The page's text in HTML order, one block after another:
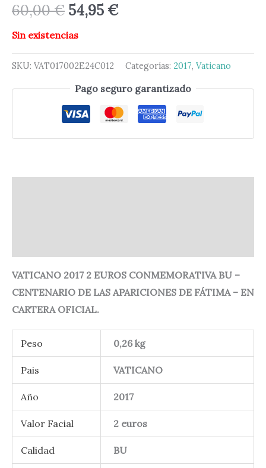
60,00€ 54,95€
Sin existencias
SKU: VAT017002E24C012 Categorías: 2017, Vaticano
Pago seguro garantizado
VATICANO 2017 2 EUROS CONMEMORATIVA BU –
CENTENARIO DE LAS APARICIONES DE FÁTIMA – EN
CARTERA OFICIAL.
Peso 0,26 kg
Pais VATICANO
Año 2017
Valor Facial 2 euros
Calidad BU